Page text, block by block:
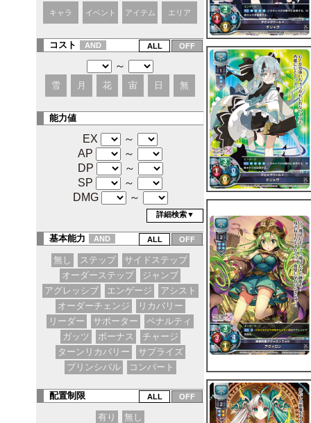
キャラ イベント アイテム エリア
コスト AND
～
雪 月 花 宙 日 無
能力値
EX
～
AP
～
DP
～
SP
～
DMG
～
詳細検索▼
基本能力 AND
無し ステップ
サイドステップ
オーダーステップ
ジャンプ
アグレッシブ
エンゲージ
アシスト
オーダーチェンジ
リカバリー
リーダー
サポーター
ペナルティ
ガッツ
ボーナス
チャージ
ターンリカバリー
サプライズ
プリンシパル
コンバート
配置制限
有り 無し